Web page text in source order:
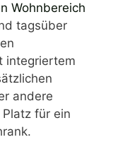
Wohnbereich
tagsüber
integriertem
andere
für ein